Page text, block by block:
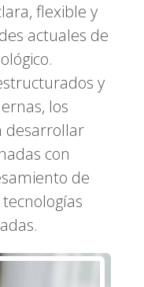
flexible y
actuales de
y
los
desarrollar
con
de